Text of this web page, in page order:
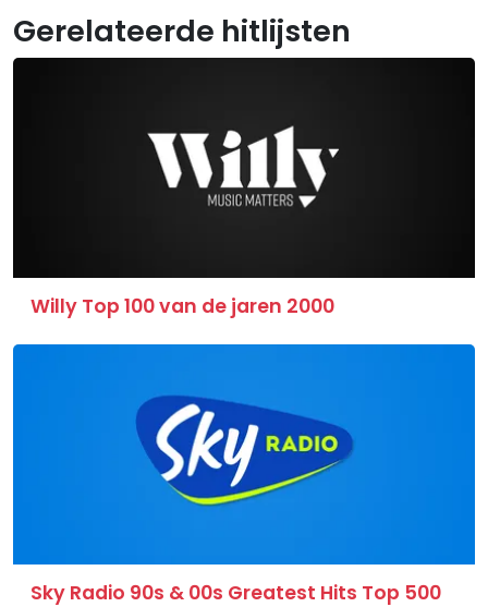
Gerelateerde hitlijsten
Willy Top 100 van de jaren 2000
Sky Radio 90s & 00s Greatest Hits Top 500